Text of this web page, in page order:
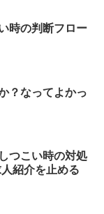
時の判断フロー
？なってよかっ
つこい時の対処
紹介を止める